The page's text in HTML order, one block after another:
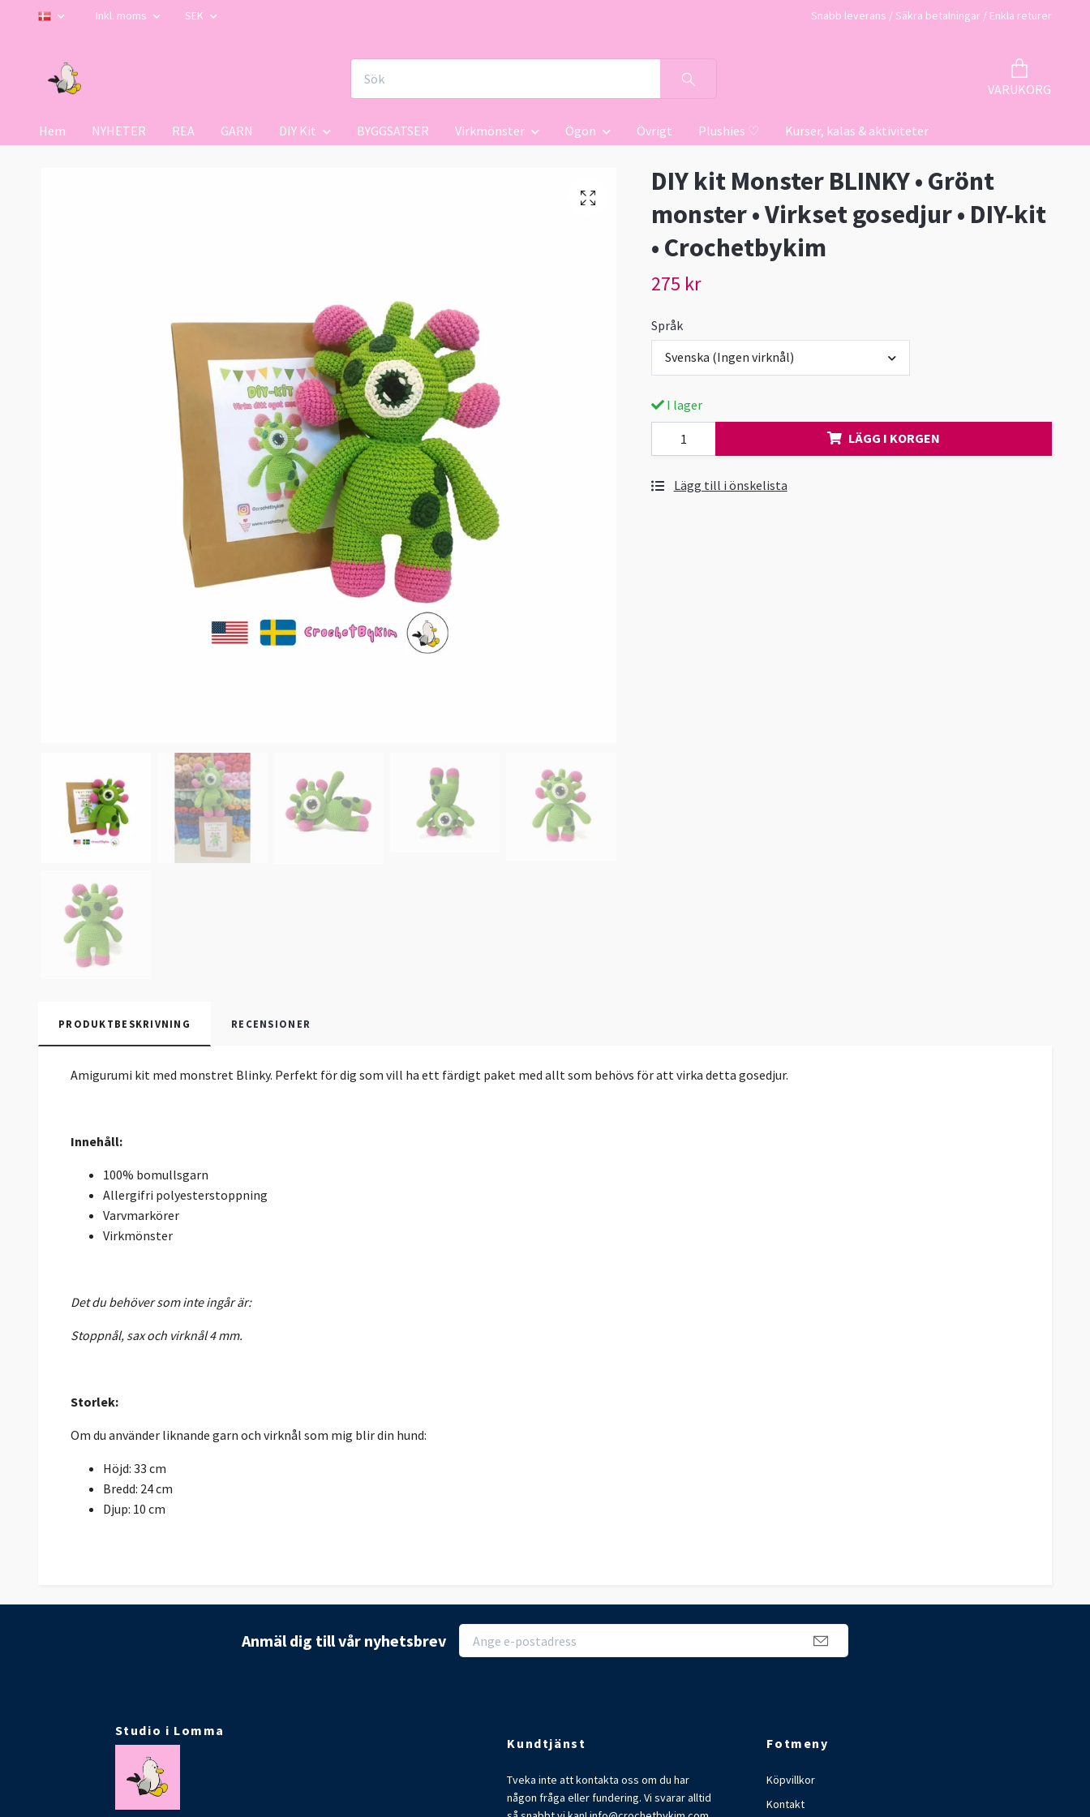
Inkl. moms SEK Snabb leverans / Säkra betalningar / Enkla returer
VARUKORG
Hem NYHETER REA GARN DIY Kit BYGGSATSER Virkmönster Ögon Övrigt Plushies ♡ Kurser, kalas & aktiviteter
DIY kit Monster BLINKY • Grönt
monster • Virkset gosedjur • DIY-kit
• Crochetbykim
275 kr
Språk
Svenska (Ingen virknål)
I lager
LÄGG I KORGEN
Lägg till i önskelista
PRODUKTBESKRIVNING RECENSIONER
Amigurumi kit med monstret Blinky. Perfekt för dig som vill ha ett färdigt paket med allt som behövs för att virka detta gosedjur.
Innehåll:
100% bomullsgarn
Allergifri polyesterstoppning
Varvmarkörer
Virkmönster
Det du behöver som inte ingår är:
Stoppnål, sax och virknål 4 mm.
Storlek:
Om du använder liknande garn och virknål som mig blir din hund:
Höjd: 33 cm
Bredd: 24 cm
Djup: 10 cm
Anmäl dig till vår nyhetsbrev
Studio i Lomma
Kundtjänst
Tveka inte att kontakta oss om du har
någon fråga eller fundering. Vi svarar alltid
Fotmeny
Köpvillkor
Kontakt